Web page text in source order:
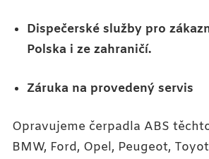
Dispečerské služby pro
Polska i ze zahraničí.
Záruka na provedený servis
Opravujeme čerpadla ABS
BMW, Ford, Opel, Peugeot,